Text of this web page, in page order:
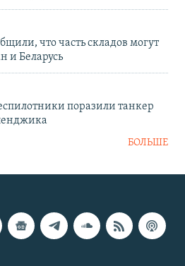
что часть складов могут
и Беларусь
поразили танкер
БОЛЬШЕ